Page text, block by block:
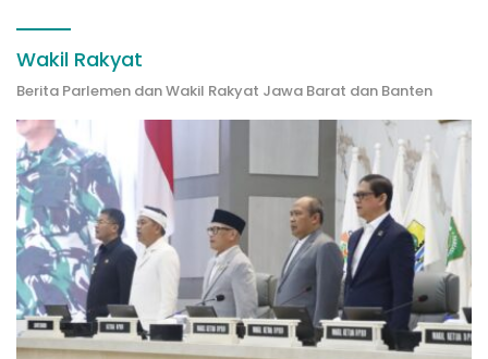
Wakil Rakyat
Berita Parlemen dan Wakil Rakyat Jawa Barat dan Banten